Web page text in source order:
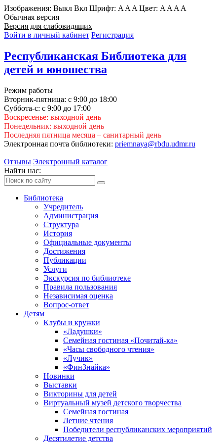
Изображения: Выкл Вкл Шрифт: A A A Цвет: A A A A
Обычная версия
Версия для слабовидящих
Войти в личный кабинет Регистрация
Республиканская Библиотека для
детей и юношества
Режим работы
Вторник-пятница: с 9:00 до 18:00
Суббота-с: с 9:00 до 17:00
Воскресенье: выходной день
Понедельник: выходной день
Последняя пятница месяца – санитарный день
Электронная почта библиотеки: priemnaya@rbdu.udmr.ru
Отзывы Электронный каталог
Найти нас:
Библиотека
Учредитель
Администрация
Структура
История
Официальные документы
Достижения
Публикации
Услуги
Экскурсия по библиотеке
Правила пользования
Независимая оценка
Вопрос-ответ
Детям
Клубы и кружки
«Ладушки»
Семейная гостиная «Почитай-ка»
«Часы свободного чтения»
«Лучик»
«ФинЗнайка»
Новинки
Выставки
Викторины для детей
Виртуальный музей детского творчества
Семейная гостиная
Летние чтения
Победители республиканских мероприятий
Десятилетие детства